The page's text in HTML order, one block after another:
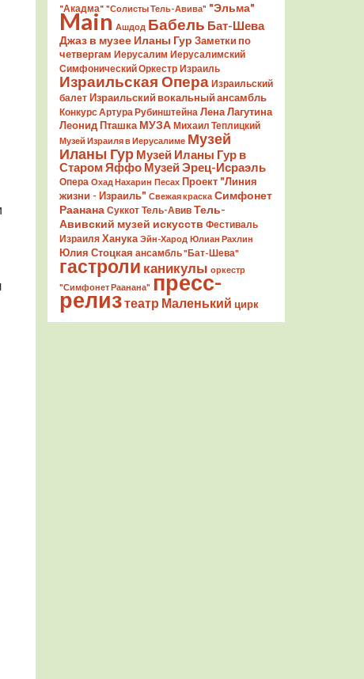
"Акадма" "Солисты Тель-Авива" "Эльма"
Main Ашдод Бабель Бат-Шева
Джаз в музее Иланы Гур Заметки по
четвергам Иерусалим Иерусалимский
Симфонический Оркестр Израиль
Израильская Опера Израильский
балет Израильский вокальный ансамбль
Конкурс Артура Рубинштейна Лена Лагутина
Леонид Пташка МУЗА Михаил Теплицкий
Музей Израиля в Иерусалиме Музей
Иланы Гур Музей Иланы Гур в
Старом Яффо Музей Эрец-Исраэль
Опера Охад Нахарин Песах Проект "Линия
жизни - Израиль" Свежая краска Симфонет
Раанана Суккот Тель-Авив Тель-
Авивский музей искусств Фестиваль
Израиля Ханука Эйн-Харод Юлиан Рахлин
Юлия Стоцкая ансамбль "Бат-Шева"
гастроли каникулы оркестр
"Симфонет Раанана" пресс-
релизтеатр Маленький цирк